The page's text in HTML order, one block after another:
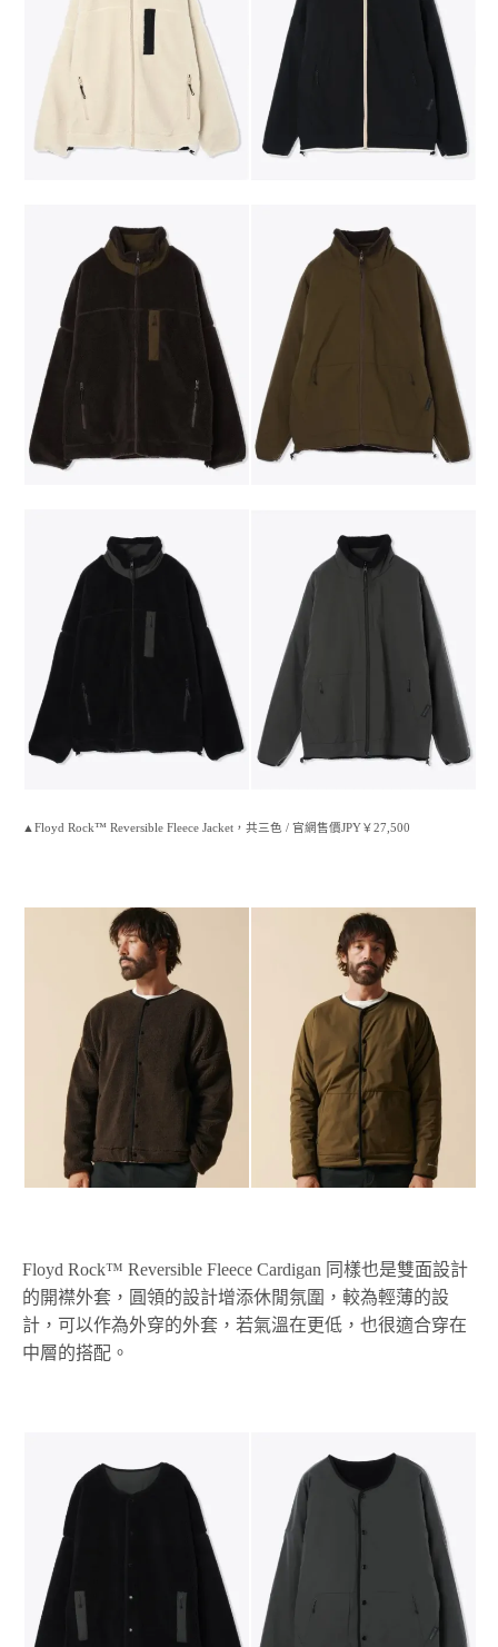
▲Floyd Rock™ Reversible Fleece Jacket，共三色 / 官網售價JPY￥27,500
Floyd Rock™ Reversible Fleece Cardigan 同樣也是雙面設計
的開襟外套，圓領的設計增添休閒氛圍，較為輕薄的設
計，可以作為外穿的外套，若氣溫在更低，也很適合穿在
中層的搭配。